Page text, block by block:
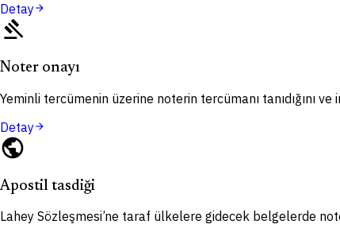
Detayarrow_forward
gavel
Noter onayı
Yeminli tercümenin üzerine noterin tercümanı tanıdığını
Detayarrow_forward
public
Apostil tasdiği
Lahey Sözleşmesi’ne taraf ülkelere gidecek belgelerde